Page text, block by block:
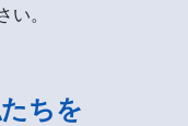
い。
ちを